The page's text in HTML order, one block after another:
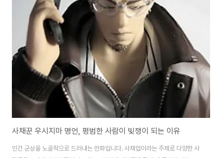
대출 기간 동안 매월 같은 원금과 남은 잔금에 대한 이자를 상환하는 방식입니
다. 예를 들어 1,000만원을 1년(12개월) 대출하면 매월 833,333원이란 원금
에 잔금 3%에 대한 이자를 내는 것이죠. 원금균등상환이 유리한 점은 원금을
매달 갚으므로 시간이 지날..
사채꾼 우시지마 명언, 평범한 사람이 빚쟁이 되는 이유
인간 군상을 노골적으로 드러내는 만화입니다. 사채업이라는 주제로 다양한 사